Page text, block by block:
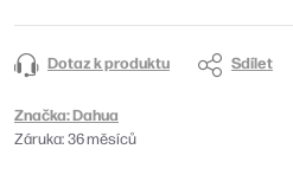
Dotaz k produktu Sdílet
Značka:Dahua
Záruka:36 měsíců